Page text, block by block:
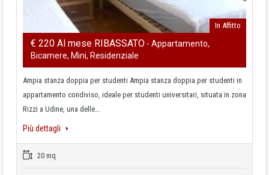
In Affitto
€ 220 Al mese RIBASSATO - Appartamento,
Bicamere, Mini, Residenziale
Ampia stanza doppia per studenti Ampia stanza doppia per studenti in
appartamento condiviso, ideale per studenti universitari, situata in zona
Rizzi a Udine, una delle…
Più dettagli
20 mq